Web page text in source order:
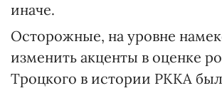
иначе.
Осторожные, на уровне
изменить акценты в оценке
Троцкого в истории РККА